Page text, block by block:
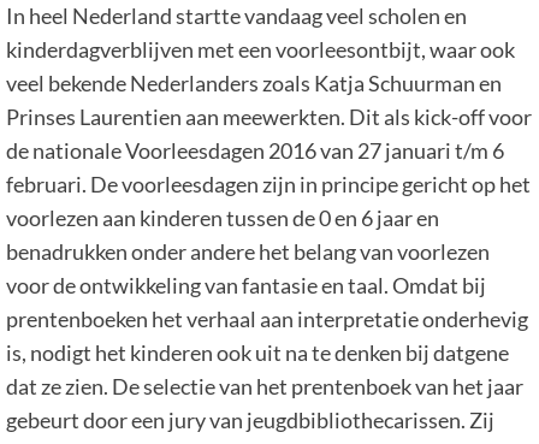
In heel Nederland startte vandaag veel scholen en
kinderdagverblijven met een voorleesontbijt, waar ook
veel bekende Nederlanders zoals Katja Schuurman en
Prinses Laurentien aan meewerkten. Dit als kick-off voor
de nationale Voorleesdagen 2016 van 27 januari t/m 6
februari. De voorleesdagen zijn in principe gericht op het
voorlezen aan kinderen tussen de 0 en 6 jaar en
benadrukken onder andere het belang van voorlezen
voor de ontwikkeling van fantasie en taal. Omdat bij
prentenboeken het verhaal aan interpretatie onderhevig
is, nodigt het kinderen ook uit na te denken bij datgene
dat ze zien. De selectie van het prentenboek van het jaar
gebeurt door een jury van jeugdbibliothecarissen. Zij